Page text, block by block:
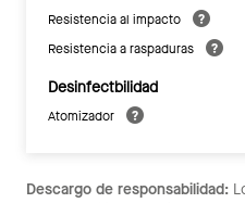
Resistencia al impacto
Resistencia a raspaduras
Desinfectbilidad
Atomizador
Descargo de responsabilidad: